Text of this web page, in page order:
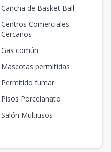
Cancha de Basket Ball
Centros Comerciales
Cercanos
Gas común
Mascotas permitidas
Permitido fumar
Pisos Porcelanato
Salón Multiusos